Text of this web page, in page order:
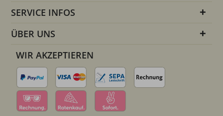
SERVICE INFOS
ÜBER UNS
WIR AKZEPTIEREN